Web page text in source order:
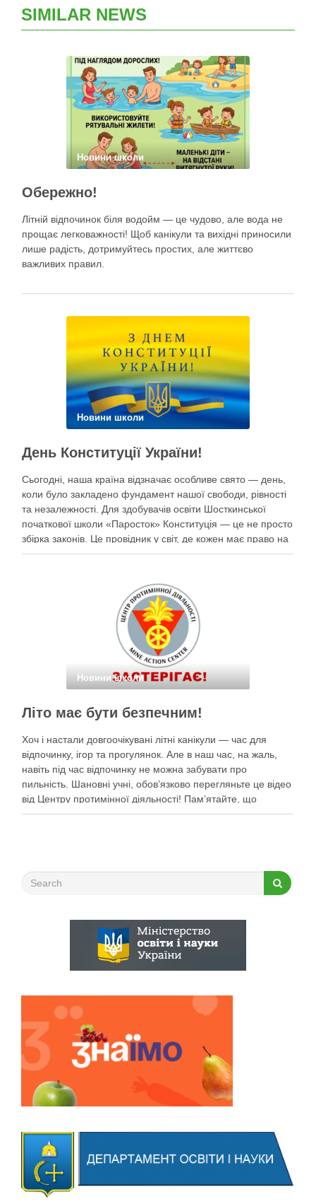
SIMILAR NEWS
Новини школи
Обережно!
Літній відпочинок біля водойм — це чудово, але вода не
прощає легковажності! Щоб канікули та вихідні приносили
лише радість, дотримуйтесь простих, але життєво
важливих правил.
Новини школи
День Конституції України!
Сьогодні, наша країна відзначає особливе свято — день,
коли було закладено фундамент нашої свободи, рівності
та незалежності. Для здобувачів освіти Шосткинської
початкової школи «Паросток» Конституція — це не просто
збірка законів. Це провідник у світ, де кожен має право на
щасливе дитинство, освіту, безпеку та мрії під мирним
Новини школи
Літо має бути безпечним!
Хоч і настали довгоочікувані літні канікули — час для
відпочинку, ігор та прогулянок. Але в наш час, на жаль,
навіть під час відпочинку не можна забувати про
пильність. Шановні учні, обов’язково перегляньте це відео
від Центру протимінної діяльності! Пам’ятайте, що
небезпека може ховатися будь-де, тому під час